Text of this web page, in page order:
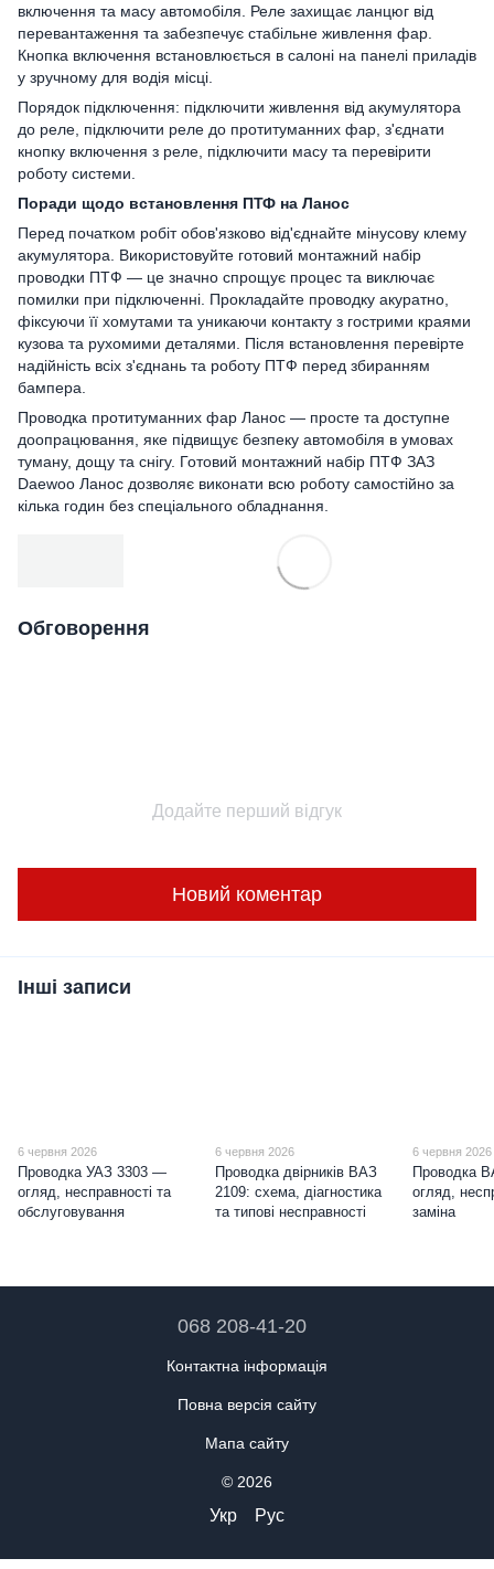
включення та масу автомобіля. Реле захищає ланцюг від
перевантаження та забезпечує стабільне живлення фар.
Кнопка включення встановлюється в салоні на панелі приладів
у зручному для водія місці.
Порядок підключення: підключити живлення від акумулятора
до реле, підключити реле до протитуманних фар, з'єднати
кнопку включення з реле, підключити масу та перевірити
роботу системи.
Поради щодо встановлення ПТФ на Ланос
Перед початком робіт обов'язково від'єднайте мінусову клему
акумулятора. Використовуйте готовий монтажний набір
проводки ПТФ — це значно спрощує процес та виключає
помилки при підключенні. Прокладайте проводку акуратно,
фіксуючи її хомутами та уникаючи контакту з гострими краями
кузова та рухомими деталями. Після встановлення перевірте
надійність всіх з'єднань та роботу ПТФ перед збиранням
бампера.
Проводка протитуманних фар Ланос — просте та доступне
доопрацювання, яке підвищує безпеку автомобіля в умовах
туману, дощу та снігу. Готовий монтажний набір ПТФ ЗАЗ
Daewoo Ланос дозволяє виконати всю роботу самостійно за
кілька годин без спеціального обладнання.
Обговорення
Додайте перший відгук
Новий коментар
Інші записи
6 червня 2026
Проводка УАЗ 3303 —
огляд, несправності та
обслуговування
6 червня 2026
Проводка двірників ВАЗ
2109: схема, діагностика
та типові несправності
6 червня 2026
Проводка
огляд,
заміна
068 208-41-20
Контактна інформація
Повна версія сайту
Мапа сайту
© 2026
Укр Рус